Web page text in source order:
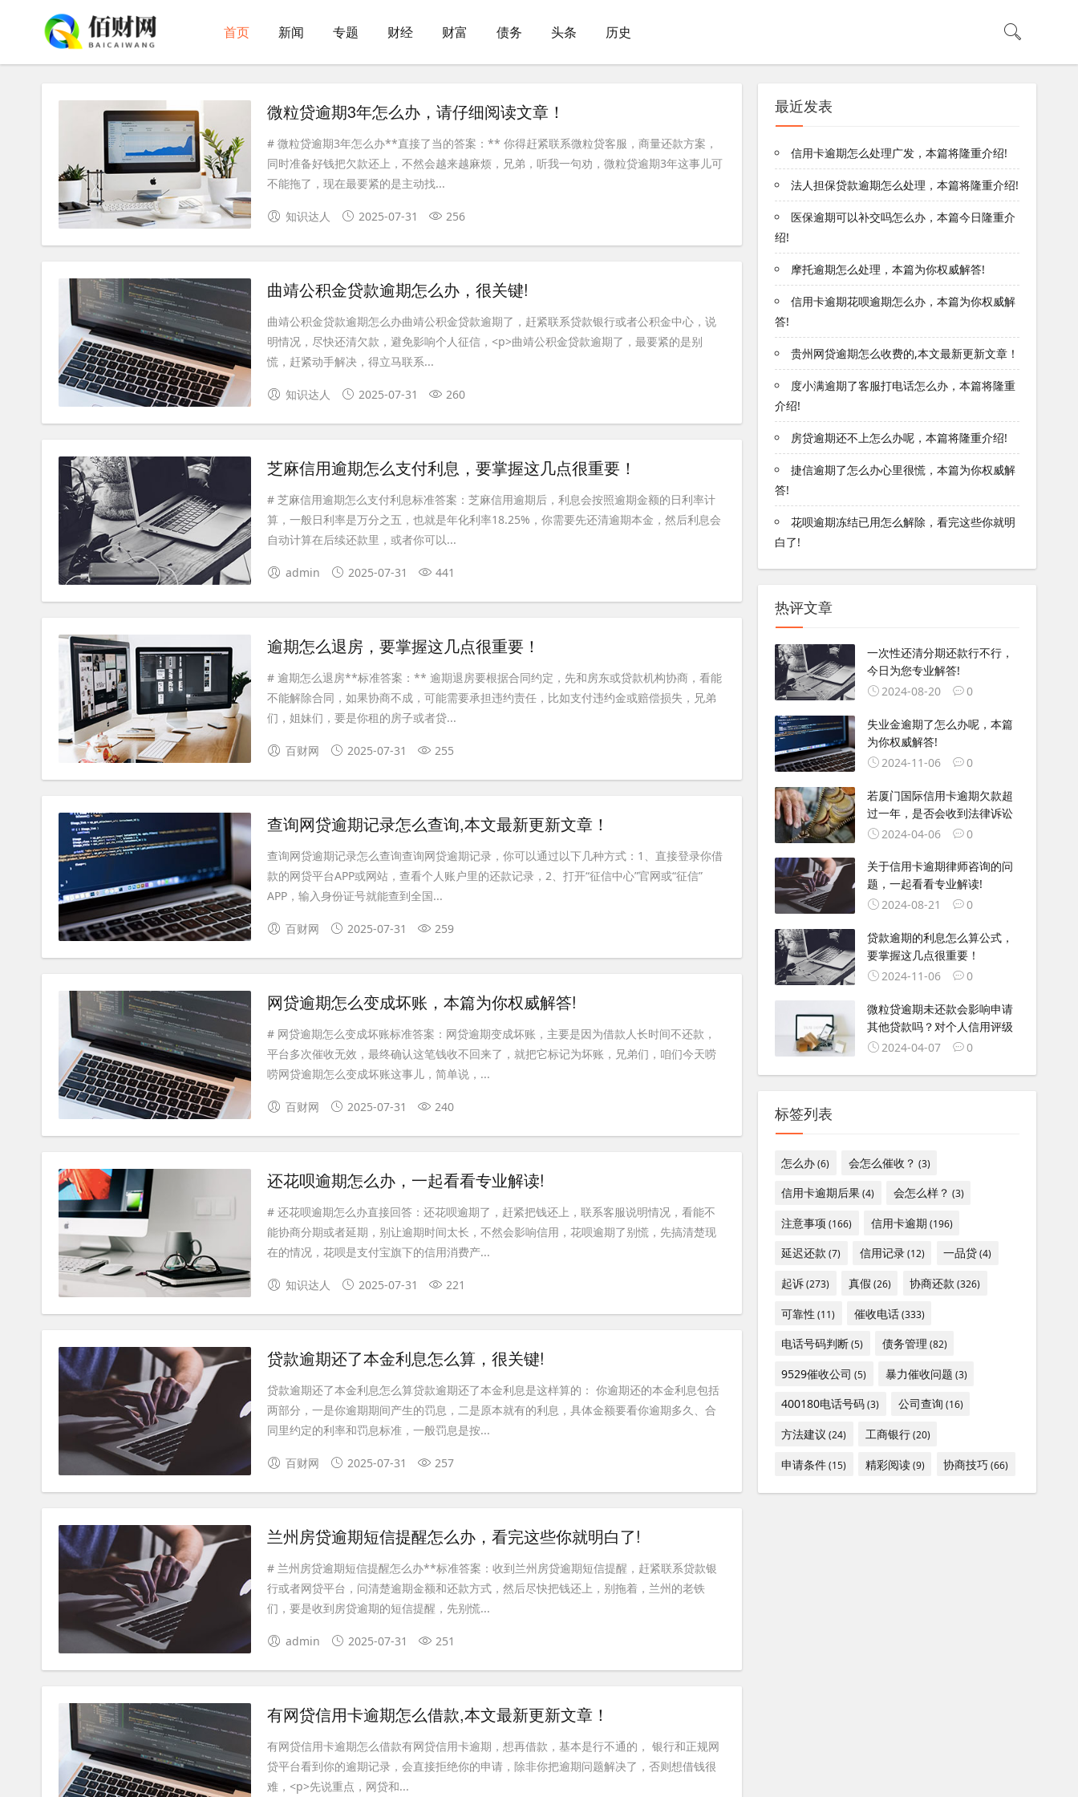
首页 新闻 专题 财经 财富 债务 头条 历史
微粒贷逾期3年怎么办，请仔细阅读文章！
# 微粒贷逾期3年怎么办**直接了当的答案：** 你得赶紧联系微粒贷客服，商量还款方案，
同时准备好钱把欠款还上，不然会越来越麻烦，兄弟，听我一句劝，微粒贷逾期3年这事儿可
不能拖了，现在最要紧的是主动找...
知识达人 2025-07-31 256
曲靖公积金贷款逾期怎么办，很关键!
曲靖公积金贷款逾期怎么办曲靖公积金贷款逾期了，赶紧联系贷款银行或者公积金中心，说
明情况，尽快还清欠款，避免影响个人征信，<p>曲靖公积金贷款逾期了，最要紧的是别
慌，赶紧动手解决，得立马联系...
知识达人 2025-07-31 260
芝麻信用逾期怎么支付利息，要掌握这几点很重要！
# 芝麻信用逾期怎么支付利息标准答案：芝麻信用逾期后，利息会按照逾期金额的日利率计
算，一般日利率是万分之五，也就是年化利率18.25%，你需要先还清逾期本金，然后利息会
自动计算在后续还款里，或者你可以...
admin 2025-07-31 441
逾期怎么退房，要掌握这几点很重要！
# 逾期怎么退房**标准答案：** 逾期退房要根据合同约定，先和房东或贷款机构协商，看能
不能解除合同，如果协商不成，可能需要承担违约责任，比如支付违约金或赔偿损失，兄弟
们，姐妹们，要是你租的房子或者贷...
百财网 2025-07-31 255
查询网贷逾期记录怎么查询,本文最新更新文章！
查询网贷逾期记录怎么查询查询网贷逾期记录，你可以通过以下几种方式：1、直接登录你借
款的网贷平台APP或网站，查看个人账户里的还款记录，2、打开“征信中心”官网或“征信”
APP，输入身份证号就能查到全国...
百财网 2025-07-31 259
网贷逾期怎么变成坏账，本篇为你权威解答!
# 网贷逾期怎么变成坏账标准答案：网贷逾期变成坏账，主要是因为借款人长时间不还款，
平台多次催收无效，最终确认这笔钱收不回来了，就把它标记为坏账，兄弟们，咱们今天唠
唠网贷逾期怎么变成坏账这事儿，简单说，...
百财网 2025-07-31 240
还花呗逾期怎么办，一起看看专业解读!
# 还花呗逾期怎么办直接回答：还花呗逾期了，赶紧把钱还上，联系客服说明情况，看能不
能协商分期或者延期，别让逾期时间太长，不然会影响信用，花呗逾期了别慌，先搞清楚现
在的情况，花呗是支付宝旗下的信用消费产...
知识达人 2025-07-31 221
贷款逾期还了本金利息怎么算，很关键!
贷款逾期还了本金利息怎么算贷款逾期还了本金利息是这样算的： 你逾期还的本金利息包括
两部分，一是你逾期期间产生的罚息，二是原本就有的利息，具体金额要看你逾期多久、合
同里约定的利率和罚息标准，一般罚息是按...
百财网 2025-07-31 257
兰州房贷逾期短信提醒怎么办，看完这些你就明白了!
# 兰州房贷逾期短信提醒怎么办**标准答案：收到兰州房贷逾期短信提醒，赶紧联系贷款银
行或者网贷平台，问清楚逾期金额和还款方式，然后尽快把钱还上，别拖着，兰州的老铁
们，要是收到房贷逾期的短信提醒，先别慌...
admin 2025-07-31 251
有网贷信用卡逾期怎么借款,本文最新更新文章！
有网贷信用卡逾期怎么借款有网贷信用卡逾期，想再借款，基本是行不通的， 银行和正规网
贷平台看到你的逾期记录，会直接拒绝你的申请，除非你把逾期问题解决了，否则想借钱很
难，<p>先说重点，网贷和...
最近发表
信用卡逾期怎么处理广发，本篇将隆重介绍!
法人担保贷款逾期怎么处理，本篇将隆重介绍!
医保逾期可以补交吗怎么办，本篇今日隆重介
绍!
摩托逾期怎么处理，本篇为你权威解答!
信用卡逾期花呗逾期怎么办，本篇为你权威解
答!
贵州网贷逾期怎么收费的,本文最新更新文章！
度小满逾期了客服打电话怎么办，本篇将隆重
介绍!
房贷逾期还不上怎么办呢，本篇将隆重介绍!
捷信逾期了怎么办心里很慌，本篇为你权威解
答!
花呗逾期冻结已用怎么解除，看完这些你就明
白了!
热评文章
一次性还清分期还款行不行，
今日为您专业解答!
2024-08-20
0
失业金逾期了怎么办呢，本篇
为你权威解答!
2024-11-06
0
若厦门国际信用卡逾期欠款超
过一年，是否会收到法律诉讼
2024-04-06
0
关于信用卡逾期律师咨询的问
题，一起看看专业解读!
2024-08-21
0
贷款逾期的利息怎么算公式，
要掌握这几点很重要！
2024-11-06
0
微粒贷逾期未还款会影响申请
其他贷款吗？对个人信用评级
2024-04-07
0
标签列表
怎么办(6) 会怎么催收？ (3)
信用卡逾期后果(4) 会怎么样？ (3)
注意事项 (166) 信用卡逾期 (196)
延迟还款 (7) 信用记录(12) 一品贷(4)
起诉(273) 真假 (26) 协商还款 (326)
可靠性 (11) 催收电话(333)
电话号码判断(5) 债务管理 (82)
9529催收公司 (5) 暴力催收问题 (3)
400180电话号码(3) 公司查询 (16)
方法建议 (24) 工商银行(20)
申请条件(15) 精彩阅读(9) 协商技巧(66)